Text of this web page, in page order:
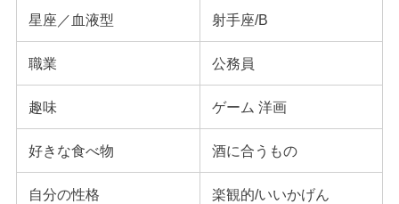
星座／血液型 射手座/B
職業 公務員
趣味 ゲーム 洋画
好きな食べ物 酒に合うもの
自分の性格 楽観的/いいかげん